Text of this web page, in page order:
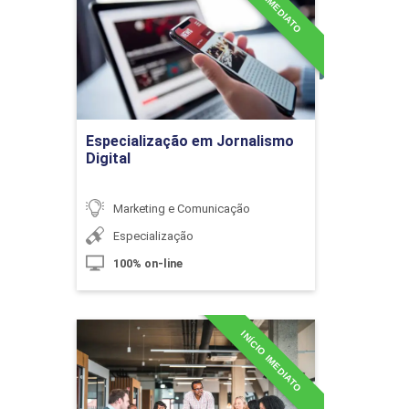
Eventos no Terceiro Setor
10h
Especialização em Jornalismo
Digital
Marketing e Comunicação
Especialização
100% on-line
Detalhes do curso
Ir para Inscrição
INÍCIO IMEDIATO
Especialização em
Relações Públicas
Detalhes do curso